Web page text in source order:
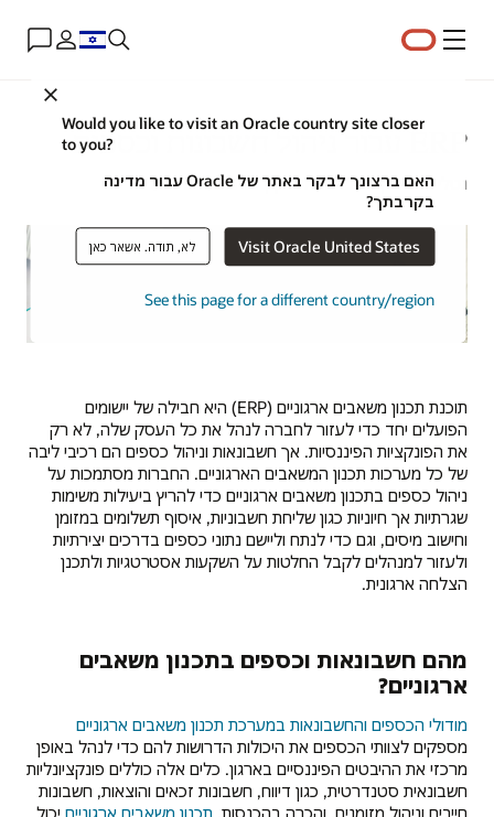
תפריט
Would you like to visit an Oracle country site closer
to you?
האם ברצונך לבקר באתר של Oracle עבור מדינה
בקרבתך?
Visit Oracle United States לא, תודה. אשאר כאן
See this page for a different country/region
ERP עבור ניהול חשבונות וכספים
נטלי גליורדי | אסטרטגית תוכן | 14 באוגוסט 2024
תוכנת תכנון משאבים ארגוניים (ERP) היא חבילה של יישומים
הפועלים יחד כדי לעזור לחברה לנהל את כל העסק שלה, לא רק
את הפונקציות הפיננסיות. אך חשבונאות וניהול כספים הם רכיבי ליבה
של כל מערכות תכנון המשאבים הארגוניים. החברות מסתמכות על
ניהול כספים בתכנון משאבים ארגוניים כדי להריץ ביעילות משימות
שגרתיות אך חיוניות כגון שליחת חשבוניות, איסוף תשלומים במזומן
וחישוב מיסים, וגם כדי לנתח וליישם נתוני כספים בדרכים יצירתיות
ולעזור למנהלים לקבל החלטות על השקעות אסטרטגיות ולתכנן
הצלחה ארגונית.
מהם חשבונאות וכספים בתכנון משאבים
ארגוניים?
מודולי הכספים והחשבונאות במערכת תכנון משאבים ארגוניים
מספקים לצוותי הכספים את היכולות הדרושות להם כדי לנהל באופן
מרכזי את ההיבטים הפיננסיים בארגון. כלים אלה כוללים פונקציונליות
חשבונאית סטנדרטית, כגון דיווח, חשבונות זכאים והוצאות, חשבונות